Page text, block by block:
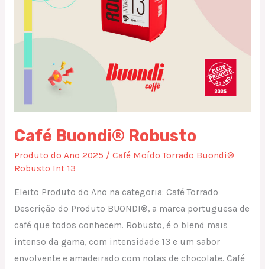
Café Buondi® Robusto
Produto do Ano 2025 / Café Moído Torrado Buondi®
Robusto Int 13
Eleito Produto do Ano na categoria: Café Torrado
Descrição do Produto BUONDI®, a marca portuguesa de
café que todos conhecem. Robusto, é o blend mais
intenso da gama, com intensidade 13 e um sabor
envolvente e amadeirado com notas de chocolate. Café